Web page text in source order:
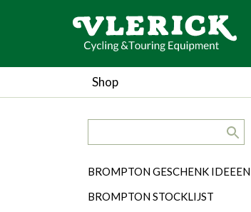
Shop
Categorieën
BROMPTON GESCHENK IDEEEN
BROMPTON STOCKLIJST